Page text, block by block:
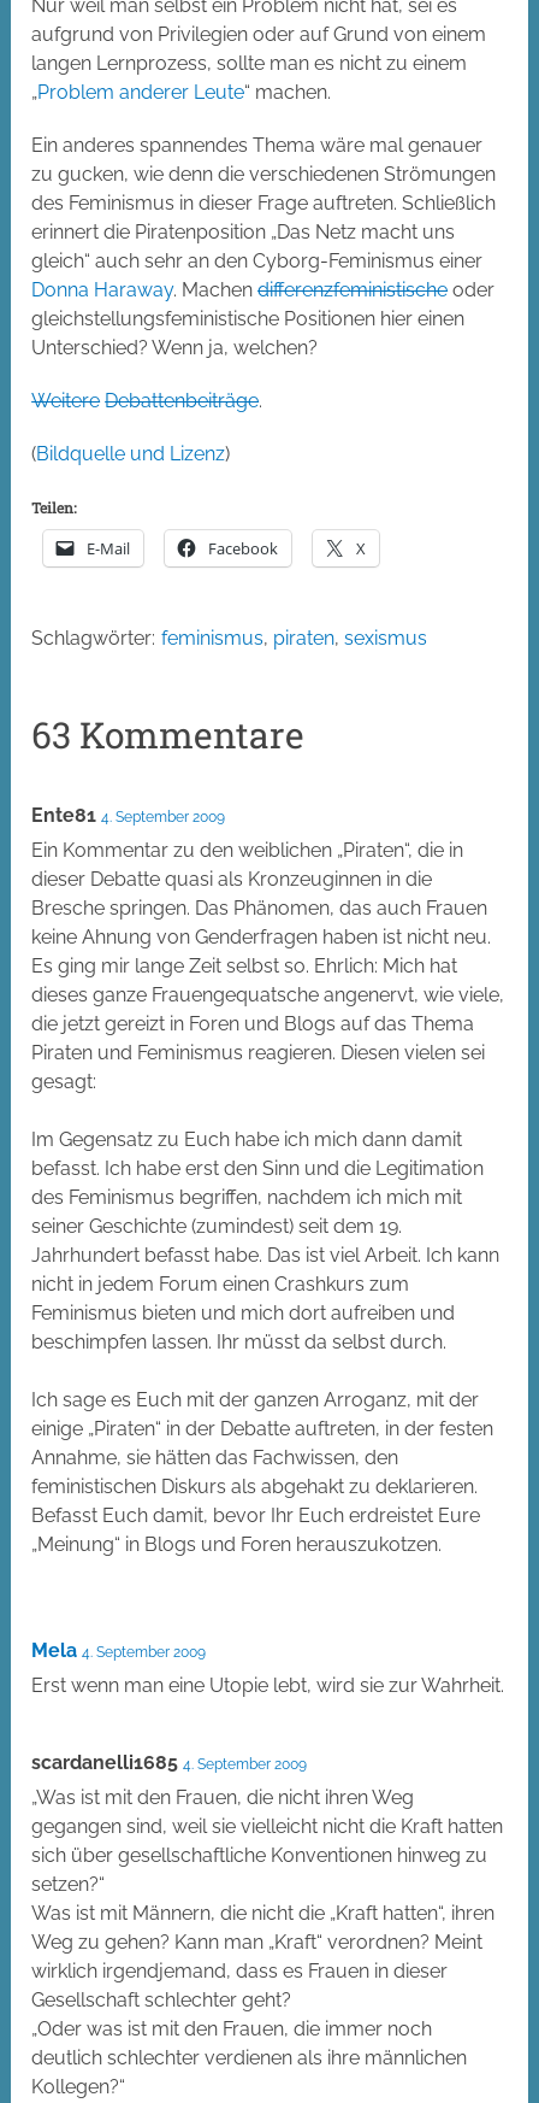
Nur weil man selbst ein Problem nicht hat, sei es
aufgrund von Privilegien oder auf Grund von einem
langen Lernprozess, sollte man es nicht zu einem
„Problem anderer Leute“ machen.
Ein anderes spannendes Thema wäre mal genauer
zu gucken, wie denn die verschiedenen Strömungen
des Feminismus in dieser Frage auftreten. Schließlich
erinnert die Piratenposition „Das Netz macht uns
gleich“ auch sehr an den Cyborg-Feminismus einer
Donna Haraway. Machendifferenzfeministischeoder
gleichstellungsfeministische Positionen hier einen
Unterschied? Wenn ja, welchen?
Weitere Debattenbeiträge.
(Bildquelle und Lizenz)
Teilen:
E-Mail Facebook X
Schlagwörter: feminismus, piraten,sexismus
63 Kommentare
Ente81 4. September 2009
Ein Kommentar zu den weiblichen „Piraten“, die in
dieser Debatte quasi als Kronzeuginnen in die
Bresche springen. Das Phänomen, das auch Frauen
keine Ahnung von Genderfragen haben ist nicht neu.
Es ging mir lange Zeit selbst so. Ehrlich: Mich hat
dieses ganze Frauengequatsche angenervt, wie viele,
die jetzt gereizt in Foren und Blogs auf das Thema
Piraten und Feminismus reagieren. Diesen vielen sei
gesagt:
Im Gegensatz zu Euch habe ich mich dann damit
befasst. Ich habe erst den Sinn und die Legitimation
des Feminismus begriffen, nachdem ich mich mit
seiner Geschichte (zumindest) seit dem 19.
Jahrhundert befasst habe. Das ist viel Arbeit. Ich kann
nicht in jedem Forum einen Crashkurs zum
Feminismus bieten und mich dort aufreiben und
beschimpfen lassen. Ihr müsst da selbst durch.
Ich sage es Euch mit der ganzen Arroganz, mit der
einige „Piraten“ in der Debatte auftreten, in der festen
Annahme, sie hätten das Fachwissen, den
feministischen Diskurs als abgehakt zu deklarieren.
Befasst Euch damit, bevor Ihr Euch erdreistet Eure
„Meinung“ in Blogs und Foren herauszukotzen.
Mela 4. September 2009
Erst wenn man eine Utopie lebt, wird sie zur Wahrheit.
scardanelli1685 4. September 2009
„Was ist mit den Frauen, die nicht ihren Weg
gegangen sind, weil sie vielleicht nicht die Kraft hatten
sich über gesellschaftliche Konventionen hinweg zu
setzen?“
Was ist mit Männern, die nicht die „Kraft hatten“, ihren
Weg zu gehen? Kann man „Kraft“ verordnen? Meint
wirklich irgendjemand, dass es Frauen in dieser
Gesellschaft schlechter geht?
„Oder was ist mit den Frauen, die immer noch
deutlich schlechter verdienen als ihre männlichen
Kollegen?“